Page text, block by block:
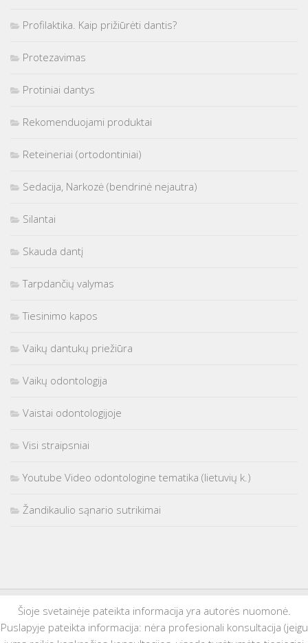
Profilaktika. Kaip prižiūrėti dantis?
Protezavimas
Protiniai dantys
Rekomenduojami produktai
Reteineriai (ortodontiniai)
Sedacija, Narkozė (bendrinė nejautra)
Silantai
Skauda dantį
Tarpdančių valymas
Tiesinimo kapos
Vaikų dantukų priežiūra
Vaikų odontologija
Vaistai odontologijoje
Visi straipsniai
Youtube Video odontologine tematika (lietuvių k.)
Žandikaulio sąnario sutrikimai
Šioje svetainėje pateikta informacija yra autorės nuomonė.
Puslapyje pateikta informacija: nėra profesionali konsultacija (jeigu